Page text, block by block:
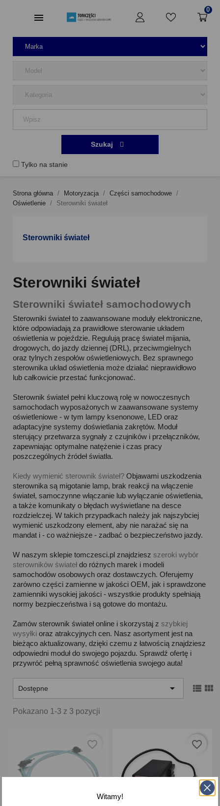
0
Tylko na stanie
Szukaj
Strona główna Motoryzacja
Części samochodowe
Oświetlenie
Sterowniki świateł
Sterowniki świateł
Sterowniki świateł
Sterowniki świateł samochodowych
Sterowniki świateł to zaawansowane moduły elektroniczne,
które odpowiadają za prawidłowe sterowanie układem
oświetlenia w pojeździe. Regulują pracę świateł mijania,
drogowych, do jazdy dziennej (DRL), przeciwmgielnych
oraz tylnych zespołów oświetleniowych. Bez sprawnego
sterownika układ oświetlenia może działać nieprawidłowo
lub całkowicie przestać funkcjonować.
Sterownik świateł pełni kluczową rolę w nowoczesnych
samochodach wyposażonych w zaawansowane systemy
oświetleniowe - w tym lampy ksenonowe, LED oraz
adaptacyjne systemy doświetlania zakrętów. Moduł
sterujący przetwarza sygnały z czujników i przełączników,
zapewniając optymalne natężenie i czas pracy
poszczególnych źródeł światła.
Kiedy wymienić sterownik świateł? Objawami uszkodzenia
sterownika są migotanie lamp, brak reakcji na włączenie
świateł, samoczynne włączanie lub wyłączanie oświetlenia,
a także komunikaty o błędach wyświetlane na desce
rozdzielczej. W takich przypadkach należy jak najszybciej
wymienić uszkodzony element, aby nie narażać się na
mandat i - co ważniejsze - zadbać o bezpieczeństwo jazdy.
W naszym sklepie tomczesci.pl znajdzieszszeroki wybór
sterowników świateł do różnych marek i modeli
samochodów osobowych oraz dostawczych. Oferujemy
zarówno części zamienne w jakości OEM, jak i sprawdzone
zamienniki wysokiej jakości - wszystkie produkty spełniają
normy bezpieczeństwa i są gotowe do montażu.
Zamów sterownik świateł online i skorzystaj zszybkiej
wysyłki oraz atrakcyjnych cen. Nasz asortyment jest na
bieżąco aktualizowany, dzięki czemu z łatwością znajdziesz
odpowiedni moduł do swojego pojazdu. Sprawdź ofertę i
przywróć pełną sprawność oświetlenia swojego auta!
Dostępne   
Pokazano 1-3 z 3 pozycji
favorite_border favorite_border
Witamy!